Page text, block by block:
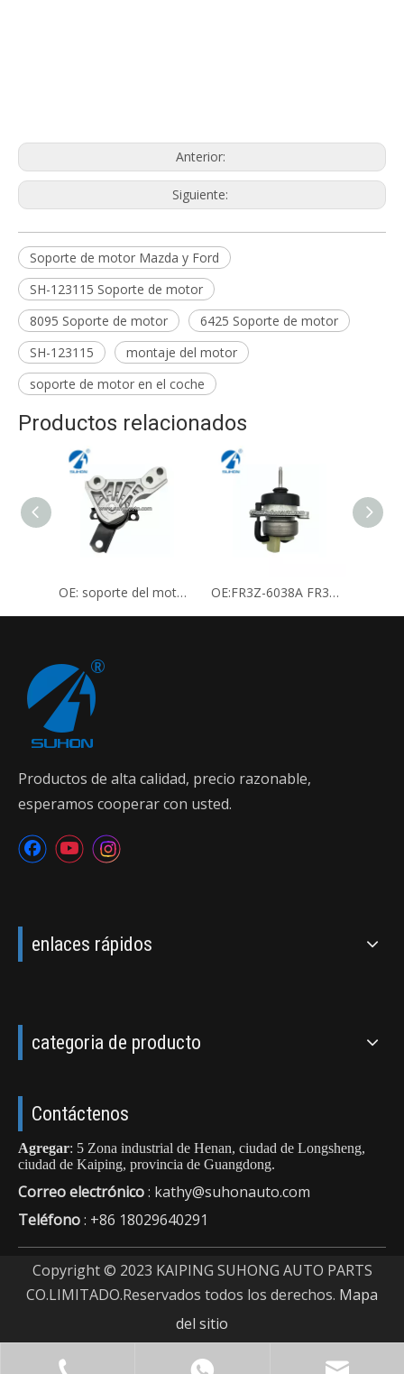
Anterior:
Siguiente:
Soporte de motor Mazda y Ford
SH-123115 Soporte de motor
8095 Soporte de motor
6425 Soporte de motor
SH-123115
montaje del motor
soporte de motor en el coche
Productos relacionados
OE: soporte del motor C1BY-6F012BA 5265556 OE:FR3Z-6038A FR3Z-6038H LR3Z-6038A FR3Z-6038E FR3C-6B032-AD 1904439 Soporte de motor
Productos de alta calidad, precio razonable,
esperamos cooperar con usted.
enlaces rápidos
categoria de producto
Contáctenos
Agregar: 5 Zona industrial de Henan, ciudad de Longsheng,
ciudad de Kaiping, provincia de Guangdong.
Correo electrónico: kathy@suhonauto.com
Teléfono: +86 18029640291
Copyright © 2023 KAIPING SUHONG AUTO PARTS
CO.LIMITADO.Reservados todos los derechos. Mapa
del sitio